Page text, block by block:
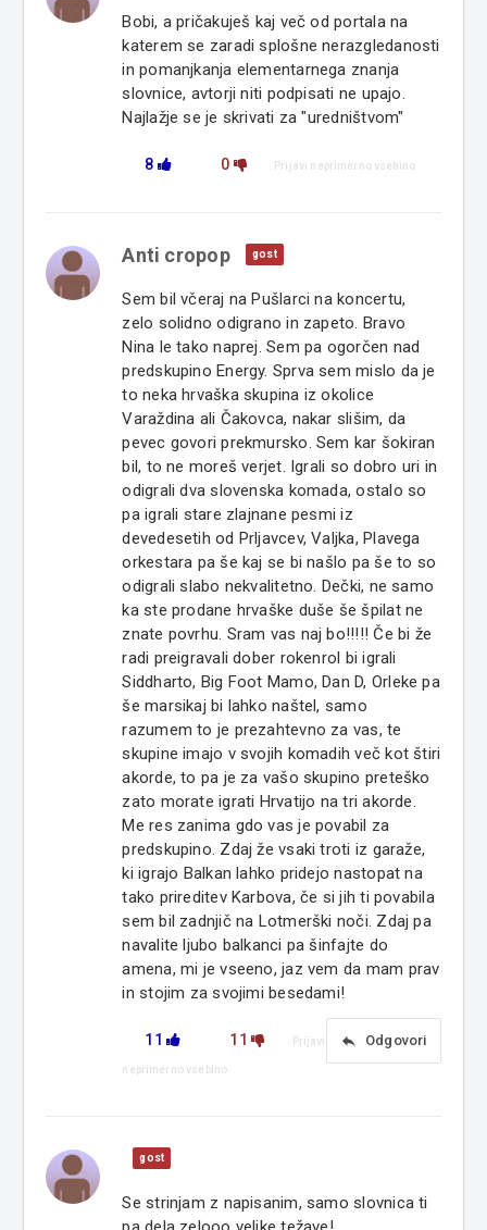
Bobi, a pričakuješ kaj več od portala na
katerem se zaradi splošne nerazgledanosti
in pomanjkanja elementarnega znanja
slovnice, avtorji niti podpisati ne upajo.
Najlažje se je skrivati za "uredništvom"
8 0 Prijavi neprimerno vsebino
Anti cropop gost
Sem bil včeraj na Pušlarci na koncertu,
zelo solidno odigrano in zapeto. Bravo
Nina le tako naprej. Sem pa ogorčen nad
predskupino Energy. Sprva sem mislo da je
to neka hrvaška skupina iz okolice
Varaždina ali Čakovca, nakar slišim, da
pevec govori prekmursko. Sem kar šokiran
bil, to ne moreš verjet. Igrali so dobro uri in
odigrali dva slovenska komada, ostalo so
pa igrali stare zlajnane pesmi iz
devedesetih od Prljavcev, Valjka, Plavega
orkestara pa še kaj se bi našlo pa še to so
odigrali slabo nekvalitetno. Dečki, ne samo
ka ste prodane hrvaške duše še špilat ne
znate povrhu. Sram vas naj bo!!!!! Če bi že
radi preigravali dober rokenrol bi igrali
Siddharto, Big Foot Mamo, Dan D, Orleke pa
še marsikaj bi lahko naštel, samo
razumem to je prezahtevno za vas, te
skupine imajo v svojih komadih več kot štiri
akorde, to pa je za vašo skupino preteško
zato morate igrati Hrvatijo na tri akorde.
Me res zanima gdo vas je povabil za
predskupino. Zdaj že vsaki troti iz garaže,
ki igrajo Balkan lahko pridejo nastopat na
tako prireditev Karbova, če si jih ti povabila
sem bil zadnjič na Lotmerški noči. Zdaj pa
navalite ljubo balkanci pa šinfajte do
amena, mi je vseeno, jaz vem da mam prav
in stojim za svojimi besedami!
11 11 reply Odgovori
Prijavi
neprimerno vsebino
gost
Se strinjam z napisanim, samo slovnica ti